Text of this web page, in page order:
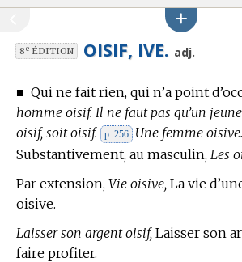
8eÉDITION OISIF, IVE. adj.
■ Qui ne fait rien, qui n’a point
homme oisif. Il ne faut pas qu’un
oisif, soit oisif.
p. 256
Une femme oisive.
Substantivement, au masculin, Les
Par extension, Vie oisive, La vie
oisive.
Laisser son argent oisif, Laisser son
faire profiter.